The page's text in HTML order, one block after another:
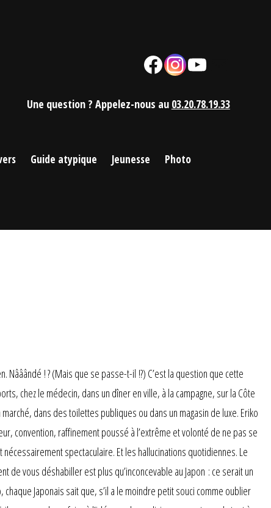
FacebookInstagramYouTube
Une question ? Appelez-nous au 03.20.78.19.33
Guide atypique Jeunesse Photo
Nââândé ! ? (Mais que se passe-t-il !?) C’est la question que cette
chez le médecin, dans un dîner en ville, à la campagne, sur la Côte
dans des toilettes publiques ou dans un magasin de luxe. Eriko
convention, raffinement poussé à l’extrême et volonté de ne pas se
spectaculaire. Et les hallucinations quotidiennes. Le
de vous déshabiller est plus qu’inconcevable au Japon : ce serait un
Japonais sait que, s’il a le moindre petit souci comme oublier